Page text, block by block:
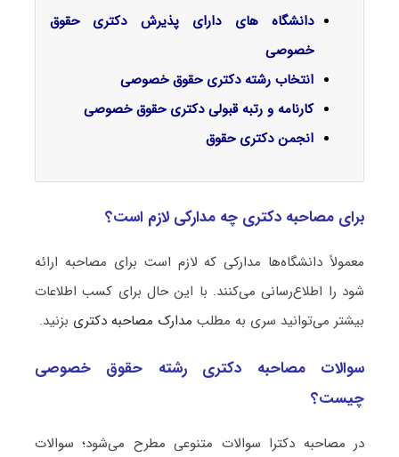
دانشگاه های دارای پذیرش دکتری حقوق
خصوصی
انتخاب رشته دکتری حقوق خصوصی
کارنامه و رتبه قبولی دکتری حقوق خصوصی
انجمن دکتریحقوق
برای مصاحبه دکتری چه مدارکی لازم است؟
معمولاً دانشگاه‌ها مدارکی که لازم است برای مصاحبه ارائه
شود را اطلاع‌رسانی می‌کنند. با این حال برای کسب اطلاعات
بیشتر می‌توانید سری به مطلب مدارک مصاحبه دکتری بزنید.
سوالات مصاحبه دکتری رشته حقوق خصوصی
چیست؟
در مصاحبه دکترا سوالات متنوعی مطرح می‌شود؛ سوالات